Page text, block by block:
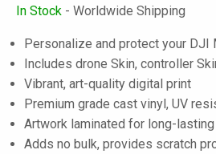
In Stock - Worldwide Shipping
Personalize and protect your DJI
Includes drone Skin, controller
Vibrant, art-quality digital print
Premium grade cast vinyl, UV
Artwork laminated for long-
Adds no bulk, provides scratch